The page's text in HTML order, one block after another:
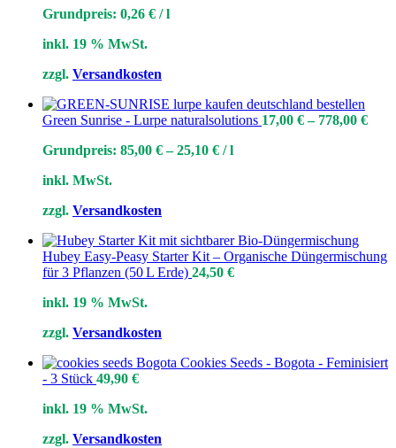
Grundpreis: 0,26 € /l
inkl. 19 % MwSt.
zzgl. Versandkosten
Green Sunrise - Lurpe naturalsolutions 17,00 €– 778,00 €
Grundpreis: 85,00 €–25,10 € /l
inkl. MwSt.
zzgl. Versandkosten
Hubey Easy‑Peasy Starter Kit – Organische Düngermischung
für 3 Pflanzen (50 L Erde) 24,50 €
inkl. 19 % MwSt.
zzgl. Versandkosten
Cookies Seeds - Bogota - Feminisiert
- 3 Stück 49,90 €
inkl. 19 % MwSt.
zzgl. Versandkosten